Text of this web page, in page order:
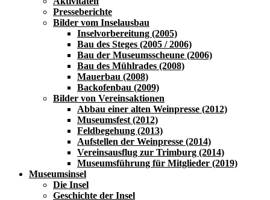
Presseberichte
Bilder vom Inselausbau
Inselvorbereitung (2005)
Bau des Steges (2005 / 2006)
Bau der Museumsscheune (2006)
Bau des Mühlrades (2008)
Mauerbau (2008)
Backofenbau (2009)
Bilder von Vereinsaktionen
Abbau einer alten Weinpresse (2012)
Museumsfest (2012)
Feldbegehung (2013)
Aufstellen der Weinpresse (2014)
Vereinsausflug zur Trimburg (2014)
Museumsführung für Mitglieder (2019)
Museumsinsel
Die Insel
Geschichte der Insel